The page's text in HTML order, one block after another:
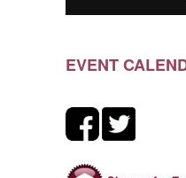
EVENT